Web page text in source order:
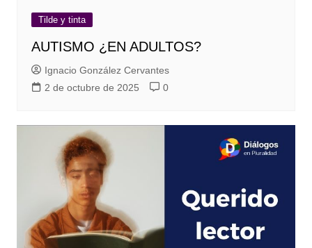
Tilde y tinta
AUTISMO ¿EN ADULTOS?
Ignacio González Cervantes
2 de octubre de 2025
0